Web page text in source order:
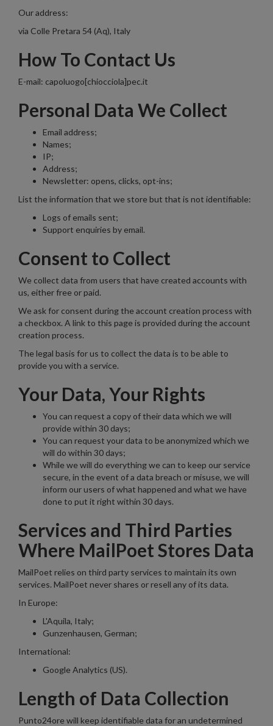
Our address:
via Colle Pretara 54 (Aq), Italy
How To Contact Us
E-mail: capoluogo[chiocciola]pec.it
Personal Data We Collect
Email address;
Names;
IP;
Address;
Newsletter: opens, clicks, opt-ins;
List the information that we store but that is not identifiable:
Logs of emails sent;
Support enquiries by email.
Consent to Collect
We collect data from users that have created accounts with
us, either free or paid.
We ask for consent during the account creation process with
a checkbox. A link to this page is provided during the account
creation process.
The legal basis for us to collect the data is to be able to
provide you with a service.
Your Data, Your Rights
You can request a copy of their data which we will
provide within 30 days;
You can request your data to be anonymized which we
will do within 30 days;
While we will do everything we can to keep our service
secure, in the event of a data breach or misuse, we will
inform our users of what happened and what we have
done to put it right within 30 days.
Services and Third Parties
Where MailPoet Stores Data
MailPoet relies on third party services to maintain its own
services. MailPoet never shares or resell any of its data.
In Europe:
L'Aquila, Italy;
Gunzenhausen, German;
International:
Google Analytics (US).
Length of Data Collection
Punto24ore will keep identifiable data for an undetermined